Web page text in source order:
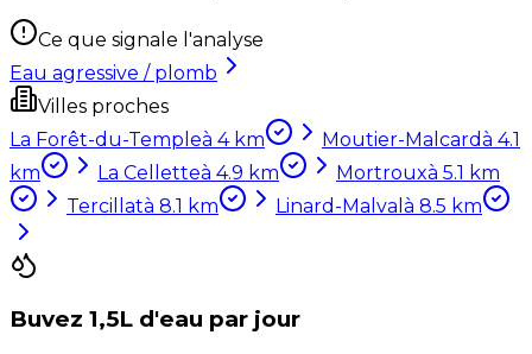
Ce que signale l'analyse
Eau agressive / plomb
Villes proches
La Forêt-du-Templeà 4km Moutier-Malcardà 4.1
km
La Celletteà 4.9 km Mortrouxà 5.1 km
Tercillatà 8.1 km Linard-Malval à 8.5 km
Buvez 1,5L d'eau par jour